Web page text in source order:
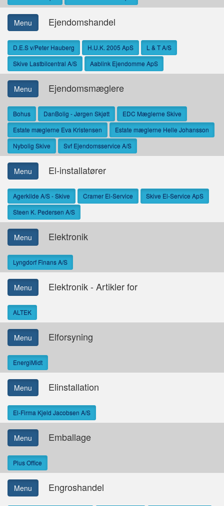
Menu Ejendomshandel
D.E.S v/Peter Hauberg H.U.K. 2005 ApS
L & T A/S
Skive Lastbilcentral A/S
Aablink Ejendomme ApS
Menu Ejendomsmæglere
Bohus DanBolig - Jørgen Skjøtt
EDC Mæglerne Skive
Estate mæglerne Eva Kristensen
Estate mæglerne Helle Johansson
Nybolig Skive
Svf Ejendomsservice A/S
Menu El-installatører
Agerkilde A/S - Skive Cramer El-Service
Skive El-Service ApS
Steen K. Pedersen A/S
Menu Elektronik
Lyngdorf Finans A/S
Menu Elektronik - Artikler for
ALTEK
Menu Elforsyning
EnergiMidt
Menu Elinstallation
El-Firma Kjeld Jacobsen A/S
Menu Emballage
Plus Office
Menu Engroshandel